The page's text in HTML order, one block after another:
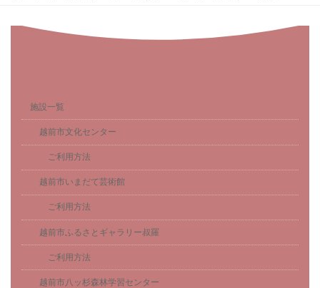
施設一覧
越前市文化センター
ご利用方法
越前市いまだて芸術館
ご利用方法
越前市ふるさとギャラリー叔羅
ご利用方法
越前市八ッ杉森林学習センター